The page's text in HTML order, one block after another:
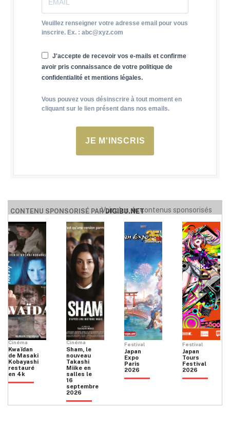
Veuillez renseigner votre adresse email pour vous
inscrire. Ex. : abc@xyz.com
J'accepte de recevoir vos e-mails et confirme
avoir pris connaissance de votre politique de
confidentialité et mentions légales.
Vous pouvez vous désinscrire à tout moment en
cliquant sur le lien présent dans nos emails.
JE M'INSCRIS
CONTENU SPONSORISÉ PARDIGIBU.NET
Voir plus de contenus sponsorisés
Cinéma
Kwaïdan
de Masaki
Kobayashi
restauré
en 4k
Cinéma
Sham, le
nouveau
Takashi
Miike en
salles le
16
septembre
2026
Festival
Japan
Expo
Paris
2026
Festival
Japan
Tours
Festival
2026